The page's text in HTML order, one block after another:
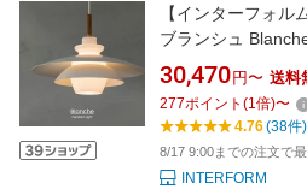
【インターフォル
ブランシュ
1灯 照明器具 LED
ル 海外インテリア
ング ダイニング 一
ア ライト ホワイ
30,470 円〜 送料
277ポイント (1倍)〜
4.76(38件)
8/17 9:00までの注文で
INTERFORM